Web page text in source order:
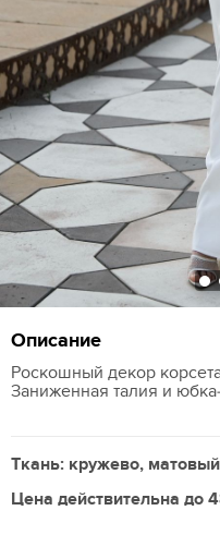
Описание
Роскошный декор
Заниженная талия и
Ткань: кружево,
Цена действительна до